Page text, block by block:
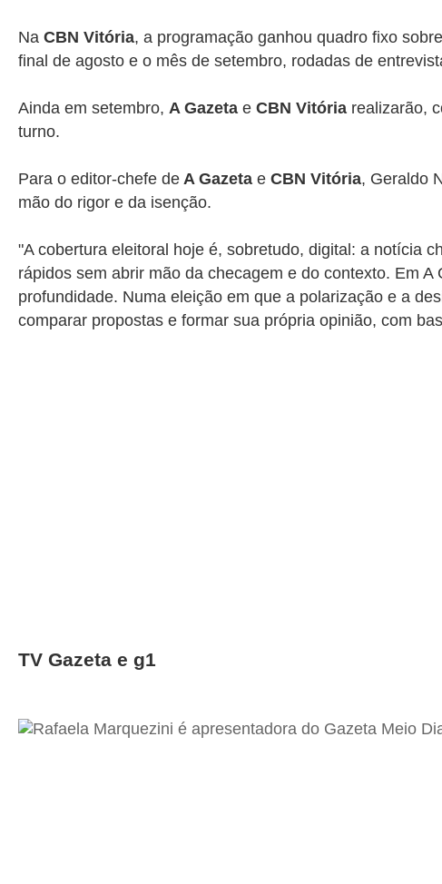
Na CBN Vitória, a programação ganhou quadro fixo
final de agosto e o mês de setembro, rodadas de
Ainda em setembro, A Gazeta e CBN Vitória realizarão,
turno.
Para o editor-chefe de A Gazeta e CBN Vitória, Geraldo
mão do rigor e da isenção.
"A cobertura eleitoral hoje é, sobretudo, digital: a notícia
rápidos sem abrir mão da checagem e do contexto. Em
profundidade. Numa eleição em que a polarização e a
comparar propostas e formar sua própria opinião, com
TV Gazeta e g1